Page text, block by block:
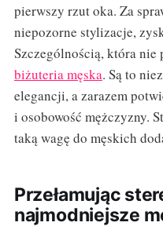
pierwszy rzut oka. Za
niepozorne stylizacje,
Szczególnością, która nie
biżuteria męska. Są to
elegancji, a zarazem
i osobowość mężczyzny.
taką wagę do męskich
Przełamując
najmodniejsze